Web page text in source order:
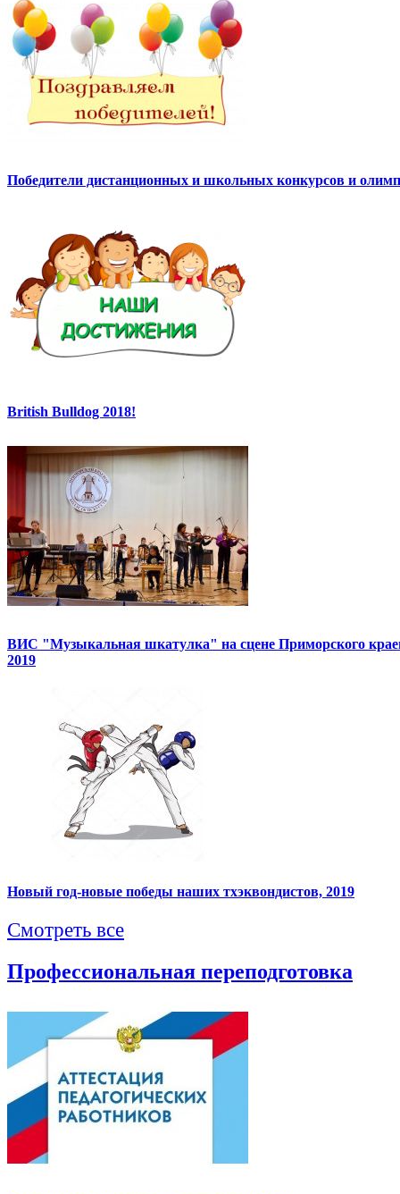
Победители дистанционных и школьных конкурсов и
British Bulldog 2018!
ВИС "Музыкальная шкатулка" на сцене Приморского
2019
Новый год-новые победы наших тхэквондистов, 2019
Смотреть все
Профессиональная переподготовка